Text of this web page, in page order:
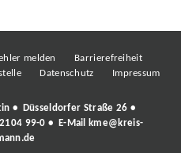
melden
Barrierefreiheit
Datenschutz Impressum
• Düsseldorfer Straße 26 •
99-0 • E-Mail
kme@kreis-